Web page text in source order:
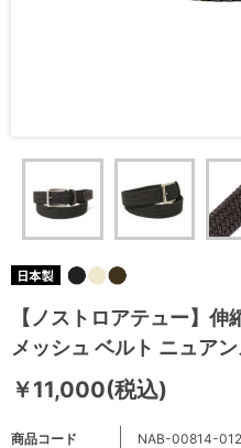
【ノストロアテュー】
メッシュ ベルト ニュア
￥11,000(税込)
商品コード
NAB-00814-012